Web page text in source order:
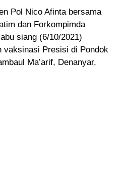
Pol Nico Afinta bersama
dan Forkompimda
siang (6/10/2021)
vaksinasi Presisi di Pondok
Ma’arif, Denanyar,